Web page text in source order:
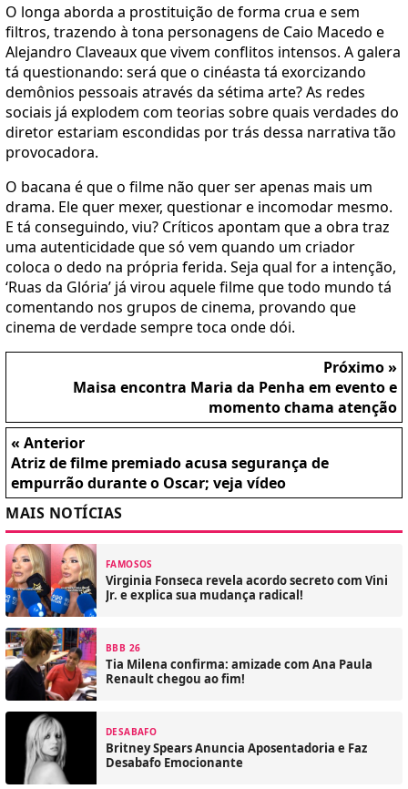
O longa aborda a prostituição de forma crua e sem
filtros, trazendo à tona personagens de Caio Macedo e
Alejandro Claveaux que vivem conflitos intensos. A galera
tá questionando: será que o cinéasta tá exorcizando
demônios pessoais através da sétima arte? As redes
sociais já explodem com teorias sobre quais verdades do
diretor estariam escondidas por trás dessa narrativa tão
provocadora.
O bacana é que o filme não quer ser apenas mais um
drama. Ele quer mexer, questionar e incomodar mesmo.
E tá conseguindo, viu? Críticos apontam que a obra traz
uma autenticidade que só vem quando um criador
coloca o dedo na própria ferida. Seja qual for a intenção,
‘Ruas da Glória’ já virou aquele filme que todo mundo tá
comentando nos grupos de cinema, provando que
cinema de verdade sempre toca onde dói.
Próximo »
Maisa encontra Maria da Penha em evento e
momento chama atenção
« Anterior
Atriz de filme premiado acusa segurança de
empurrão durante o Oscar; veja vídeo
MAIS NOTÍCIAS
FAMOSOS
Virginia Fonseca revela acordo secreto com Vini
Jr. e explica sua mudança radical!
BBB 26
Tia Milena confirma: amizade com Ana Paula
Renault chegou ao fim!
DESABAFO
Britney Spears Anuncia Aposentadoria e Faz
Desabafo Emocionante